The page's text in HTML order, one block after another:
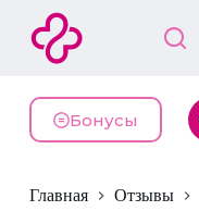
й
и
у
Бонусы
Главная Отзывы